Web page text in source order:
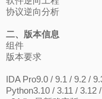
协议逆向分析
二、版本信息
组件
版本要求
IDA Pro9.0 / 9.1 / 9.2 /
Python3.10 / 3.11 / 3.12